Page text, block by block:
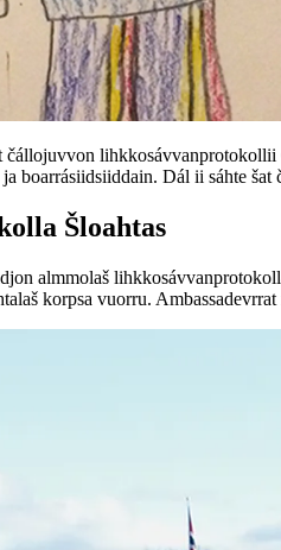
boarrásiidsiiddain. Dál ii sáhte
Šloahtas
almmolaš
korpsa vuorru.